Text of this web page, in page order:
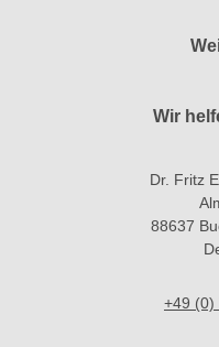
Wir
Dr. Fritz
88637
+49 (0)